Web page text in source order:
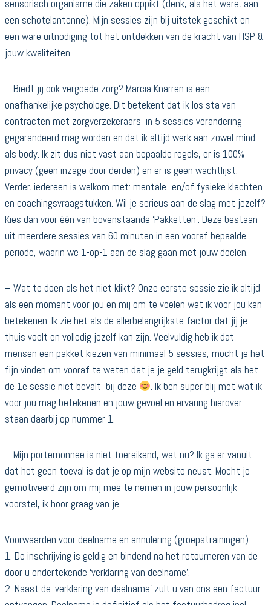
sensorisch organisme die zaken oppikt (denk, als het ware, aan
een schotelantenne). Mijn sessies zijn bij uitstek geschikt en
een ware uitnodiging tot het ontdekken van de kracht van HSP &
jouw kwaliteiten.
– Biedt jij ook vergoede zorg? Marcia Knarren is een
onafhankelijke psychologe. Dit betekent dat ik los sta van
contracten met zorgverzekeraars, in 5 sessies verandering
gegarandeerd mag worden en dat ik altijd werk aan zowel mind
als body. Ik zit dus niet vast aan bepaalde regels, er is 100%
privacy (geen inzage door derden) en er is geen wachtlijst.
Verder, iedereen is welkom met: mentale- en/of fysieke klachten
en coachingsvraagstukken. Wil je serieus aan de slag met jezelf?
Kies dan voor één van bovenstaande ‘Pakketten’. Deze bestaan
uit meerdere sessies van 60 minuten in een vooraf bepaalde
periode, waarin we 1-op-1 aan de slag gaan met jouw doelen.
– Wat te doen als het niet klikt? Onze eerste sessie zie ik altijd
als een moment voor jou en mij om te voelen wat ik voor jou kan
betekenen. Ik zie het als de allerbelangrijkste factor dat jij je
thuis voelt en volledig jezelf kan zijn. Veelvuldig heb ik dat
mensen een pakket kiezen van minimaal 5 sessies, mocht je het
fijn vinden om vooraf te weten dat je je geld terugkrijgt als het
de 1e sessie niet bevalt, bij deze
. Ik ben super blij met wat ik
voor jou mag betekenen en jouw gevoel en ervaring hierover
staan daarbij op nummer 1.
– Mijn portemonnee is niet toereikend, wat nu? Ik ga er vanuit
dat het geen toeval is dat je op mijn website neust. Mocht je
gemotiveerd zijn om mij mee te nemen in jouw persoonlijk
voorstel, ik hoor graag van je.
Voorwaarden voor deelname en annulering (groepstrainingen)
1. De inschrijving is geldig en bindend na het retourneren van de
door u ondertekende ‘verklaring van deelname’.
2. Naast de ‘verklaring van deelname’ zult u van ons een factuur